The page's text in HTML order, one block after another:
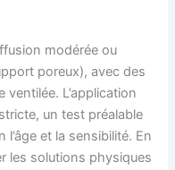
modérée ou
poreux), avec des
L’application
un test préalable
et la sensibilité. En
les solutions physiques